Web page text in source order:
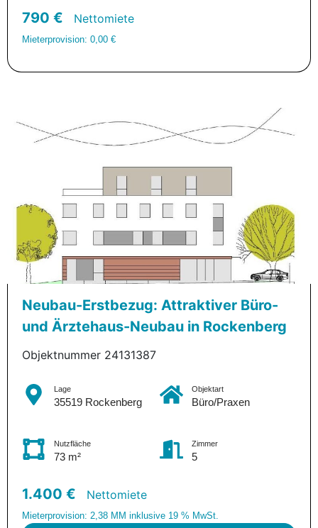
790 € Nettomiete
Mieterprovision: 0,00 €
Neubau-Erstbezug: Attraktiver Büro-
und Ärztehaus-Neubau in Rockenberg
Objektnummer 24131387
Lage
35519 Rockenberg
Objektart
Büro/Praxen
Nutzfläche
73 m²
Zimmer
5
1.400 € Nettomiete
Mieterprovision: 2,38 MM inklusive 19 % MwSt.